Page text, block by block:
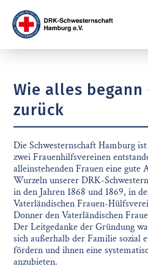
Wie alles
zurück
Die Schwesternschaft Hamburg
zwei Frauenhilfsvereinen
alleinstehenden Frauen eine gute
Wurzeln unserer DRK-
in den Jahren 1868 und 1869, in
Vaterländischen Frauen-
Donner den Vaterländischen
Der Leitgedanke der Gründung
sich außerhalb der Familie sozial
fördern und ihnen eine
anzubieten.